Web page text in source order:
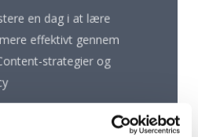
en dag i at lære
effektivt gennem
strategier og